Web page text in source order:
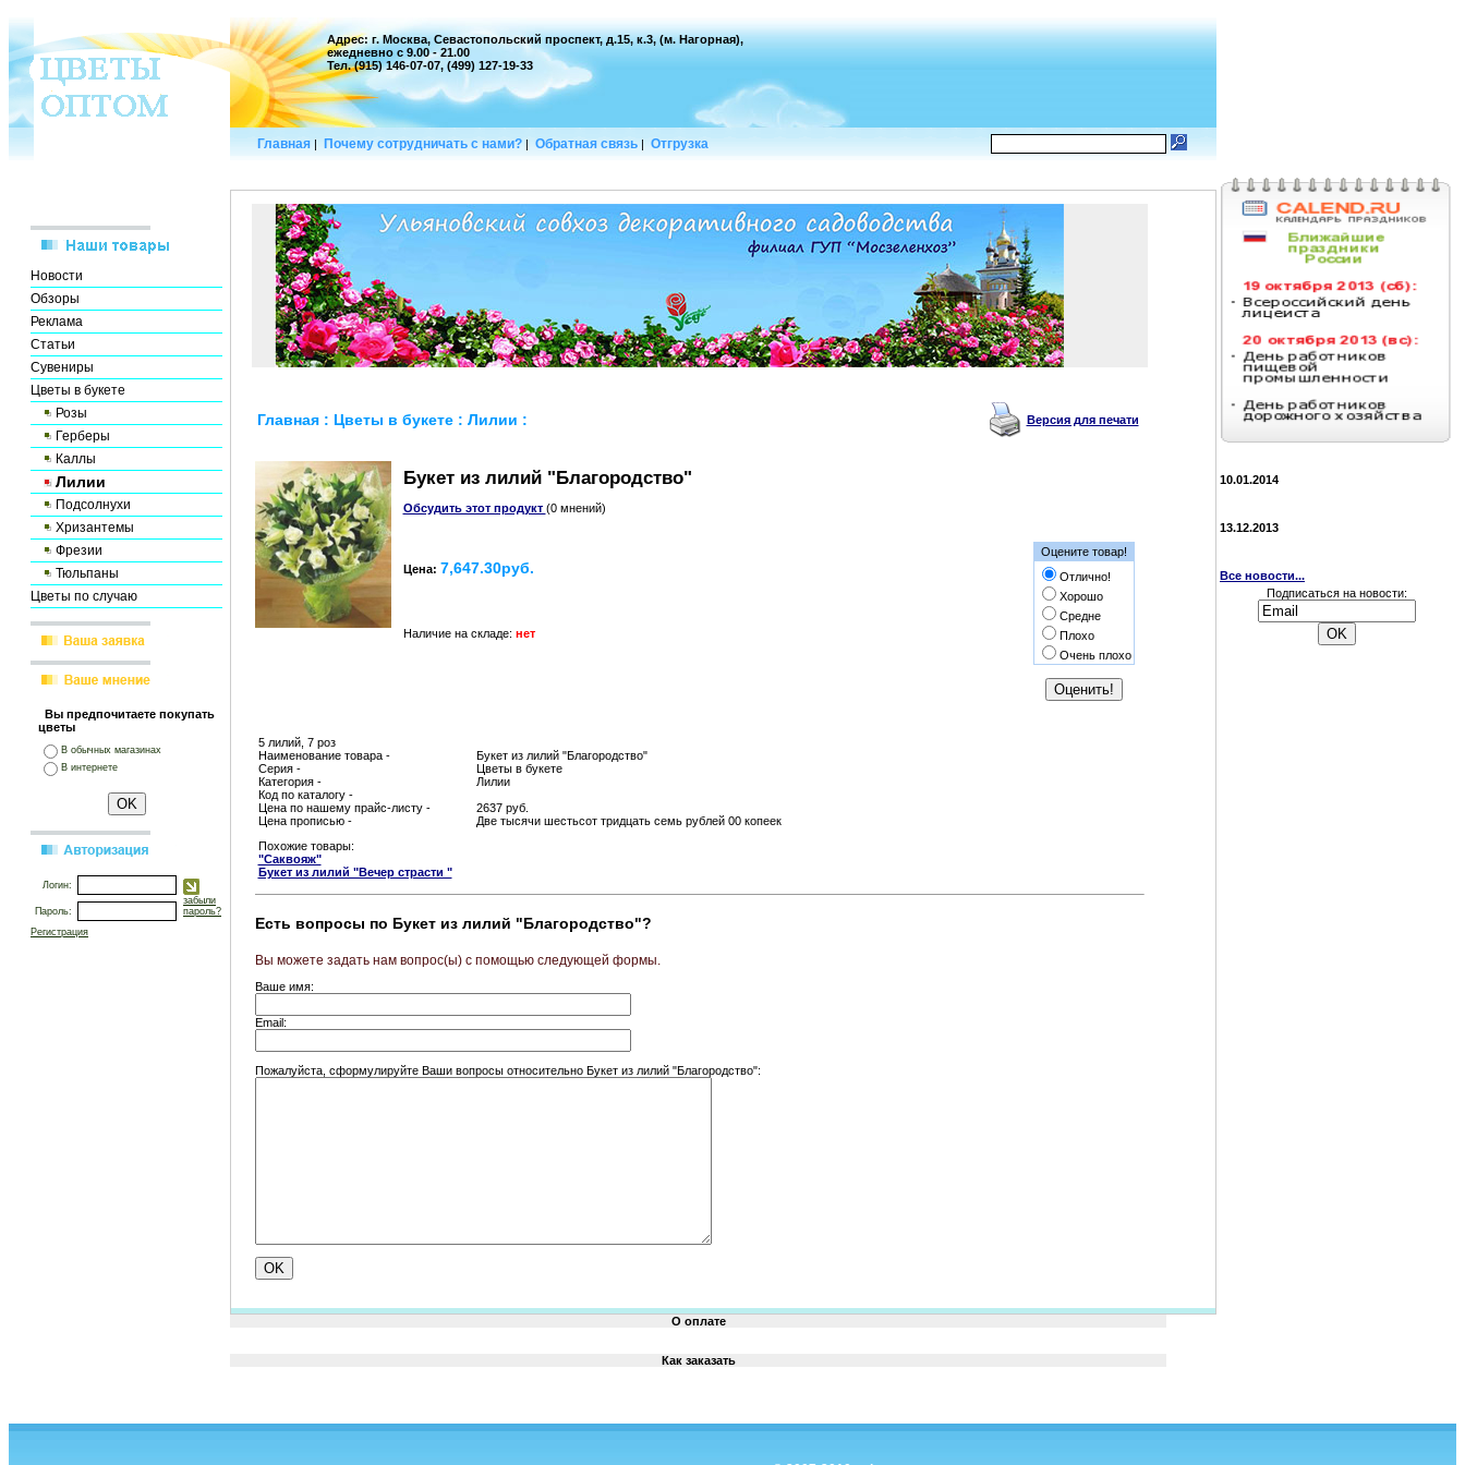
Новости
Обзоры
Реклама
Статьи
Сувениры
Цветы в букете
Розы
Герберы
Каллы
Лилии
Подсолнухи
Хризантемы
Фрезии
Тюльпаны
Цветы по случаю
Вы предпочитаете покупать
цветы
В обычных магазинах
В интернете
Логин:
Пароль:
забыли
пароль?
Регистрация
Главная | Почему сотрудничать с нами? | Обратная связь | Отгрузка
Главная: Цветы в букете: Лилии : Версия для печати
Букет из лилий "Благородство"
Обсудить этот продукт (0 мнений)
Цена: 7,647.30руб.
Оцените товар!
Отлично!
Хорошо
Средне
Плохо
Очень плохо
Наличие на складе: нет
5 лилий, 7 роз
Наименование товара -
Букет из лилий "Благородство"
Серия -
Цветы в букете
Категория -
Лилии
Код по каталогу -
Цена по нашему прайс-листу -
2637 руб.
Цена прописью -
Две тысячи шестьсот тридцать семь рублей 00 копеек
Похожие товары:
"Саквояж"
Букет из лилий "Вечер страсти "
Есть вопросы по Букет из лилий "Благородство"?
Вы можете задать нам вопрос(ы) с помощью следующей формы.
Ваше имя:
Email:
Пожалуйста, сформулируйте Ваши вопросы относительно Букет из лилий "Благородство":
О оплате
Как заказать
10.01.2014
13.12.2013
Все новости...
Подписаться на новости:
Адрес: г. Москва, Севастопольский проспект, д.15, к.3, (м. Нагорная),
ежедневно с 9.00 - 21.00
Тел. (915) 146-07-07, (499) 127-19-33